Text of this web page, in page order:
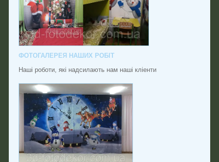
ФОТОГАЛЕРЕЯ НАШИХ РОБІТ
Наші роботи, які надсилають нам наші кліенти